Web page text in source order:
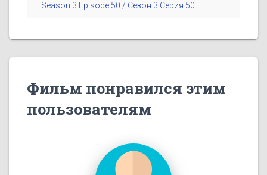
Season 3 Episode 50 / Сезон 3 Серия 50
Фильм понравился этим
пользователям